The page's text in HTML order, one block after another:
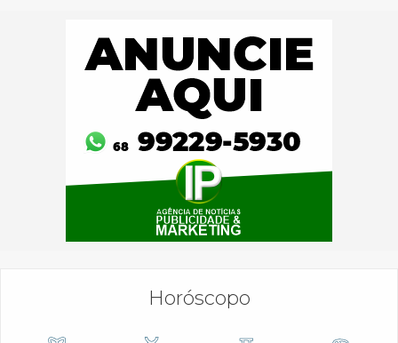
Horóscopo